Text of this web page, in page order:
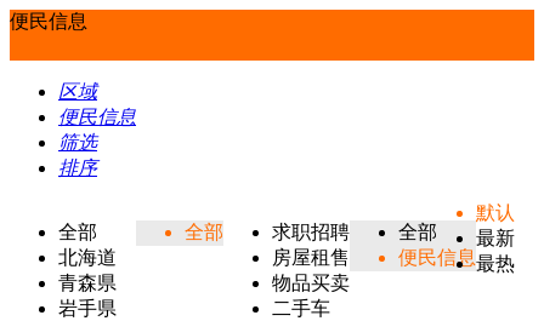
便民信息
区域
便民信息
筛选
排序
全部
北海道
青森県
岩手県
全部
求职招聘
房屋租售
物品买卖
二手车
全部
便民信息
默认
最新
最热